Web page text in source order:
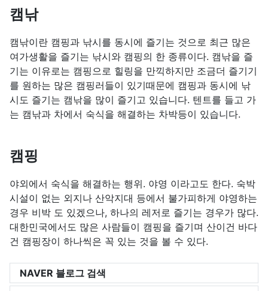
캠낚
캠낚이란 캠핑과 낚시를 동시에 즐기는 것으로 최근 많은
여가생활을 즐기는 낚시와 캠핑의 한 종류이다. 캠낚을 즐
기는 이유로는 캠핑으로 힐링을 만끽하지만 조금더 즐기기
를 원하는 많은 캠핑러들이 있기때문에 캠핑과 동시에 낚
시도 즐기는 캠낚을 많이 즐기고 있습니다. 텐트를 들고 가
는 캠낚과 차에서 숙식을 해결하는 차박등이 있습니다.
캠핑
야외에서 숙식을 해결하는 행위. 야영 이라고도 한다. 숙박
시설이 없는 외지나 산악지대 등에서 불가피하게 야영하는
경우 비박 도 있겠으나, 하나의 레저로 즐기는 경우가 많다.
대한민국에서도 많은 사람들이 캠핑을 즐기며 산이건 바다
건 캠핑장이 하나씩은 꼭 있는 것을 볼 수 있다.
NAVER 블로그 검색